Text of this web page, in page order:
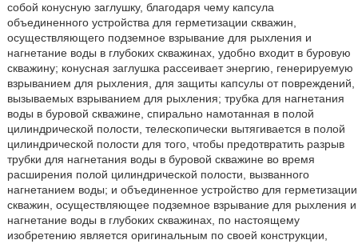
собой конусную заглушку, благодаря чему капсула
объединенного устройства для герметизации скважин,
осуществляющего подземное взрывание для рыхления и
нагнетание воды в глубоких скважинах, удобно входит в буровую
скважину; конусная заглушка рассеивает энергию, генерируемую
взрыванием для рыхления, для защиты капсулы от повреждений,
вызываемых взрыванием для рыхления; трубка для нагнетания
воды в буровой скважине, спирально намотанная в полой
цилиндрической полости, телескопически вытягивается в полой
цилиндрической полости для того, чтобы предотвратить разрыв
трубки для нагнетания воды в буровой скважине во время
расширения полой цилиндрической полости, вызванного
нагнетанием воды; и объединенное устройство для герметизации
скважин, осуществляющее подземное взрывание для рыхления и
нагнетание воды в глубоких скважинах, по настоящему
изобретению является оригинальным по своей конструкции,